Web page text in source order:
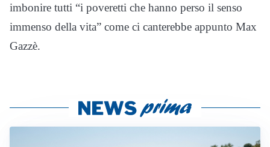
imbonire tutti “i poveretti che hanno perso il senso
immenso della vita” come ci canterebbe appunto Max
Gazzè.